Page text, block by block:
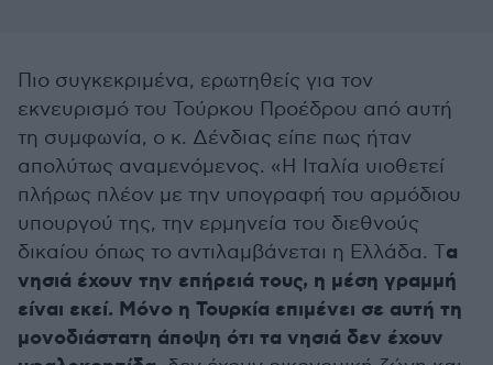
Πιο συγκεκριμένα, ερωτηθείς για τον
εκνευρισμό του Τούρκου Προέδρου από αυτή
τη συμφωνία, ο κ. Δένδιας είπε πως ήταν
απολύτως αναμενόμενος. «Η Ιταλία υιοθετεί
πλήρως πλέον με την υπογραφή του αρμόδιου
υπουργού της, την ερμηνεία του διεθνούς
δικαίου όπως το αντιλαμβάνεται η Ελλάδα. Τα
νησιά έχουν την επήρειά τους, η μέση γραμμή
είναι εκεί. Μόνο η Τουρκία επιμένει σε αυτή τη
μονοδιάστατη άποψη ότι τα νησιά δεν έχουν